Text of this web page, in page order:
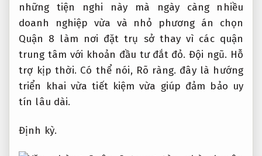
những tiện nghi này mà ngày càng nhiều
doanh nghiệp vừa và nhỏ phương án chọn
Quận 8 làm nơi đặt trụ sở thay vì các quận
trung tâm với khoản đầu tư đắt đỏ. Đội ngũ. Hỗ
trợ kịp thời. Có thể nói, Rõ ràng. đây là hướng
triển khai vừa tiết kiệm vừa giúp đảm bảo uy
tín lâu dài.
Định kỳ.